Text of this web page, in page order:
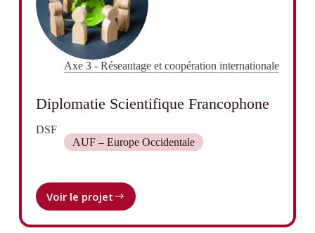
Axe 3 - Réseautage et coopération internationale
Diplomatie Scientifique Francophone
DSF
AUF – Europe Occidentale
Voir le projet
Diplomatie